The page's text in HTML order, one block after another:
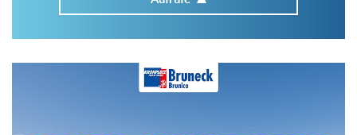
Im Tourenarchiv suchen